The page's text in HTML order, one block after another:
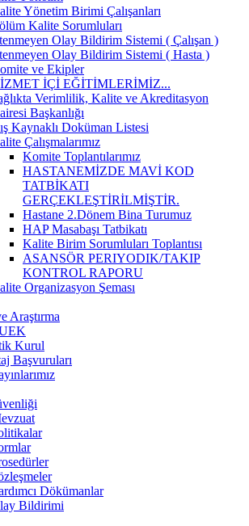
Yönetim Birimi Çalışanları
Kalite Sorumluları
Olay Bildirim Sistemi ( Çalışan )
Olay Bildirim Sistemi ( Hasta )
ve Ekipler
İÇİ EĞİTİMLERİMİZ...
Verimlilik, Kalite ve Akreditasyon
Başkanlığı
Kaynaklı Doküman Listesi
Çalışmalarımız
Komite Toplantılarımız
HASTANEMİZDE MAVİ KOD
TATBİKATI
GERÇEKLEŞTİRİLMİŞTİR.
Hastane 2.Dönem Bina Turumuz
HAP Masabaşı Tatbikatı
Kalite Birim Sorumluları Toplantısı
ASANSÖR PERIYODIK/TAKIP
KONTROL RAPORU
Organizasyon Şeması
Araştırma
Kurul
Başvuruları
Dökümanlar
Bildirimi